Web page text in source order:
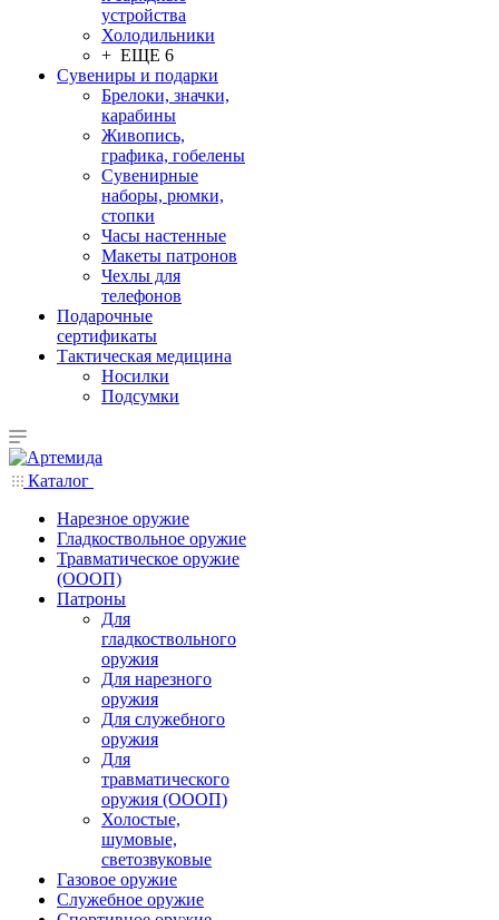
устройства
Холодильники
+ ЕЩЕ 6
Сувениры и подарки
Брелоки, значки,
карабины
Живопись,
графика, гобелены
Сувенирные
наборы, рюмки,
стопки
Часы настенные
Макеты патронов
Чехлы для
телефонов
Подарочные
сертификаты
Тактическая медицина
Носилки
Подсумки
Каталог
Нарезное оружие
Гладкоствольное оружие
Травматическое оружие
(ОООП)
Патроны
Для
гладкоствольного
оружия
Для нарезного
оружия
Для служебного
оружия
Для
травматического
оружия (ОООП)
Холостые,
шумовые,
светозвуковые
Газовое оружие
Служебное оружие